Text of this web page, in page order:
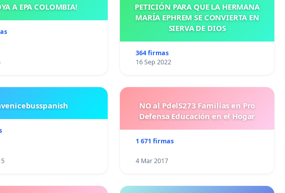
A EPA COLOMBIA!
PETICIÓN PARA QUE LA HERMANA
MARÍA EPHREM SE CONVIERTA EN
SIERVA DE DIOS
364 firmas
16 Sep 2022
NO al PdelS273 Familias en Pro
Defensa Educación en el Hogar
1 671 firmas
4 Mar 2017